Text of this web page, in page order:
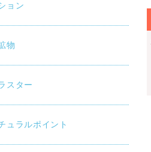
ョン
物
スター
ュラルポイント